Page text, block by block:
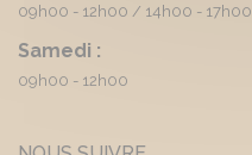
09h00 - 12h00 14h00 - 17h00
Samedi :
09h00 - 12h00